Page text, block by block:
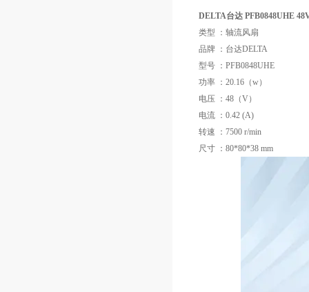
DELTA台达 PFB0848UHE
类型 ：轴流风扇
品牌 ：台达DELTA
型号 ：PFB0848UHE
功率 ：20.16（w）
电压 ：48（V）
电流 ：0.42 (A)
转速 ：7500 r/min
尺寸 ：80*80*38 mm